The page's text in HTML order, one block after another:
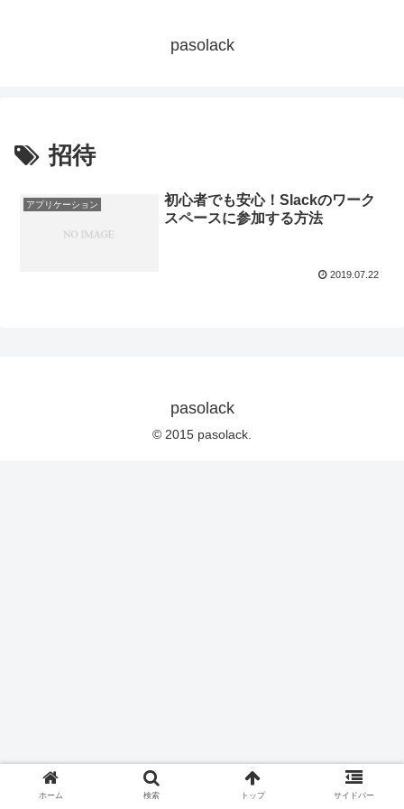
pasolack
招待
アプリケーション
初心者でも安心！Slackのワーク
スペースに参加する方法
2019.07.22
pasolack
© 2015 pasolack.
ホーム 検索 トップ サイドバー